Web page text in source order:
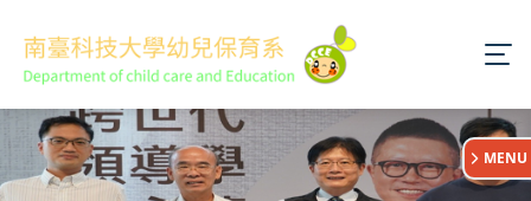
:::
MENU